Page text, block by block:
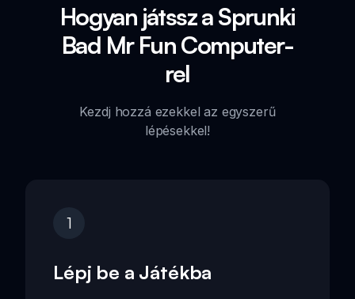
Hogyan játssz a Sprunki
Bad Mr Fun Computer-
rel
Kezdj hozzá ezekkel az egyszerű
lépésekkel!
1
Lépj be a Játékba